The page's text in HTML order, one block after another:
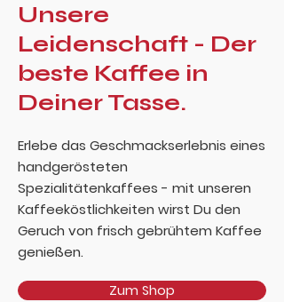
Unsere
Leidenschaft - Der
beste Kaffee in
Deiner Tasse.
Erlebe das Geschmackserlebnis eines
handgerösteten
Spezialitätenkaffees - mit unseren
Kaffeeköstlichkeiten wirst Du den
Geruch von frisch gebrühtem Kaffee
genießen.
Zum Shop